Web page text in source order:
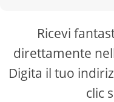
Ricevi
direttamente
Digita il tuo
clic